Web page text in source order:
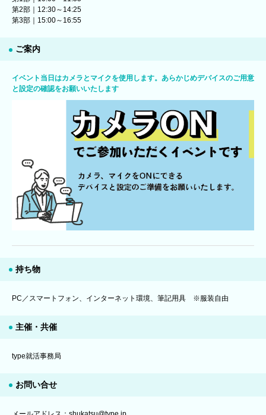
第2部｜12:30～14:25
第3部｜15:00～16:55
ご案内
イベント当日はカメラとマイクを使用します。あらかじめデバイスのご用意
と設定の確認をお願いいたします
持ち物
PC／スマートフォン、インターネット環境、筆記用具 ※服装自由
主催・共催
type就活事務局
お問い合せ